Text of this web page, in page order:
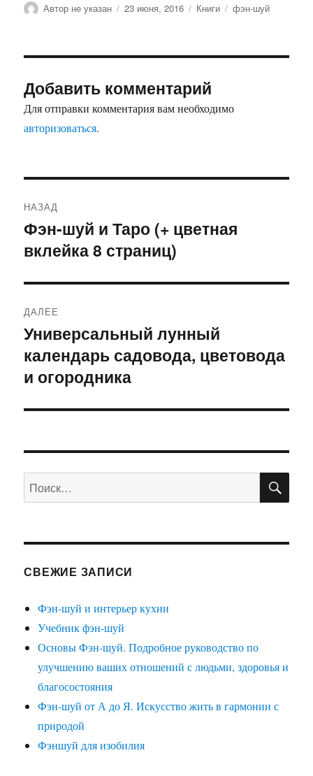
Автор
Автор не указан Опубликовано
23 июня, 2016 Рубрики
Книги Метки
фэн-шуй
Добавить комментарий
Для отправки комментария вам необходимо
авторизоваться.
по
записям
НАЗАД
Предыдущая
запись:
Фэн-шуй и Таро (+ цветная
вклейка 8 страниц)
ДАЛЕЕ
Следующая
запись:
Универсальный лунный
календарь садовода, цветовода
и огородника
Искать:
СВЕЖИЕ ЗАПИСИ
Фэн-шуй и интерьер кухни
Учебник фэн-шуй
Основы Фэн-шуй. Подробное руководство по
улучшению ваших отношений с людьми, здоровья и
благосостояния
Фэн-шуй от А до Я. Искусство жить в гармонии с
природой
Фэншуй для изобилия